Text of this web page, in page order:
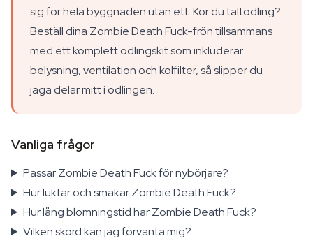
sig för hela byggnaden utan ett. Kör du tältodling?
Beställ dina Zombie Death Fuck-frön tillsammans
med ett komplett odlingskit som inkluderar
belysning, ventilation och kolfilter, så slipper du
jaga delar mitt i odlingen.
Vanliga frågor
Passar Zombie Death Fuck för nybörjare?
Hur luktar och smakar Zombie Death Fuck?
Hur lång blomningstid har Zombie Death Fuck?
Vilken skörd kan jag förvänta mig?